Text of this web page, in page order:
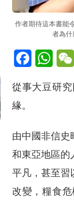
作者期待這本書能
者為什
Facebook
從事大豆研
緣。
由中國非信史
和東亞地區的
平凡，甚至習
改變，糧食